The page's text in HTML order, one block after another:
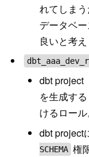
れてしまう
データベ
良いと考え
dbt project
を生成す
けるロール
dbt project
SCHEMA 権